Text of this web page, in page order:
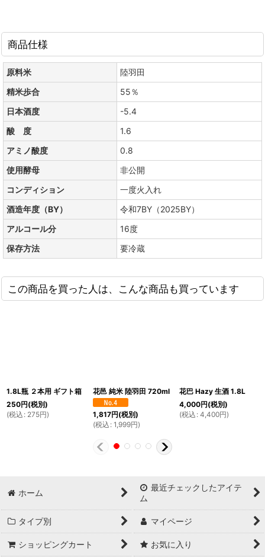
商品仕様
原料米
陸羽田
精米歩合
55％
日本酒度
-5.4
酸 度
1.6
アミノ酸度
0.8
使用酵母
非公開
コンディション
一度火入れ
酒造年度（BY）
令和7BY（2025BY）
アルコール分
16度
保存方法
要冷蔵
この商品を買った人は、こんな商品も買っています
1.8L瓶 ２本用 ギフト箱
250円(税別)
(税込 : 275円)
花邑 純米 陸羽田 720ml
1,817円(税別)
(税込 : 1,999円)
花巴 Hazy 生酒 1.8L
4,000円(税別)
(税込 : 4,400円)
ホーム
最近チェックしたアイテ
ム
タイプ別 マイページ
ショッピングカート お気に入り